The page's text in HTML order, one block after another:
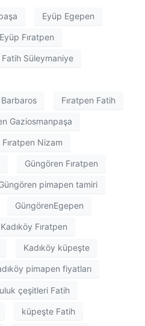
Eyüp Egepen
Eyüp Fıratpen
Fatih Süleymaniye
Fıratpen Fatih
Gaziosmanpaşa
Fıratpen Nizam
Güngören Fıratpen
pimapen tamiri
GüngörenEgepen
Kadıköy Fıratpen
Kadıköy küpeşte
pimapen fiyatları
çeşitleri Fatih
küpeşte Fatih